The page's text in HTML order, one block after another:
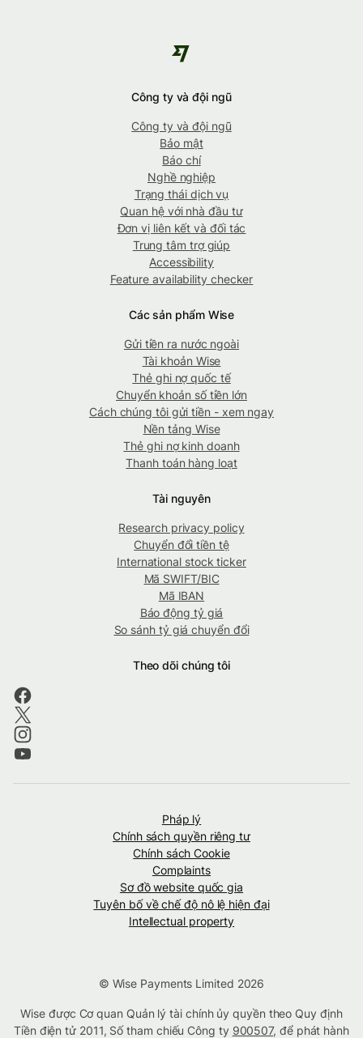
Công ty và đội ngũ
Công ty và đội ngũ
Bảo mật
Báo chí
Nghề nghiệp
Trạng thái dịch vụ
Quan hệ với nhà đầu tư
Đơn vị liên kết và đối tác
Trung tâm trợ giúp
Accessibility
Feature availability checker
Các sản phẩm Wise
Gửi tiền ra nước ngoài
Tài khoản Wise
Thẻ ghi nợ quốc tế
Chuyển khoản số tiền lớn
Cách chúng tôi gửi tiền - xem ngay
Nền tảng Wise
Thẻ ghi nợ kinh doanh
Thanh toán hàng loạt
Tài nguyên
Research privacy policy
Chuyển đổi tiền tệ
International stock ticker
Mã SWIFT/BIC
Mã IBAN
Báo động tỷ giá
So sánh tỷ giá chuyển đổi
Theo dõi chúng tôi
Pháp lý
Chính sách quyền riêng tư
Chính sách Cookie
Complaints
Sơ đồ website quốc gia
Tuyên bố về chế độ nô lệ hiện đại
Intellectual property
© Wise Payments Limited 2026
Wise được Cơ quan Quản lý tài chính ủy quyền theo Quy định
Tiền điện tử 2011, Số tham chiếu Công ty 900507, để phát hành